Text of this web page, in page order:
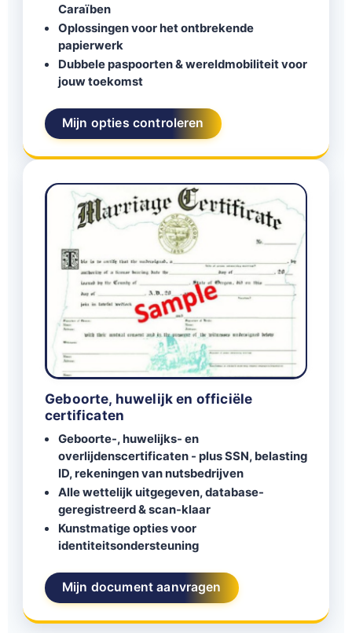
Caraïben
Oplossingen voor het ontbrekende
papierwerk
Dubbele paspoorten & wereldmobiliteit voor
jouw toekomst
Mijn opties controleren
Geboorte, huwelijk en officiële
certificaten
Geboorte-, huwelijks- en
overlijdenscertificaten - plus SSN, belasting
ID, rekeningen van nutsbedrijven
Alle wettelijk uitgegeven, database-
geregistreerd & scan-klaar
Kunstmatige opties voor
identiteitsondersteuning
Mijn document aanvragen